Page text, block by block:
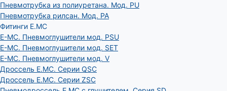
Пневмотрубка из полиуретана. Мод. РU
Пневмотрубка рилсан. Мод. PA
Фитинги E.MC
E-MC. Пневмоглушители мод. PSU
E-MC. Пневмоглушители мод. SET
E-MC. Пневмоглушители мод. V
Дроссель E.MC. Серии QSC
Дроссель E.MC. Серии ZSC